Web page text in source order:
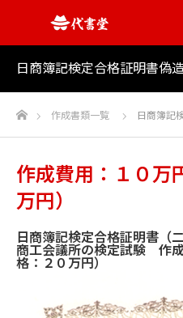
日商簿記検定合格証明書偽
ホーム作成書類一覧 日商簿記
作成費用：１０万
万円）
日商簿記検定合格証明書（
商工会議所の検定試験 作
格：２０万円）